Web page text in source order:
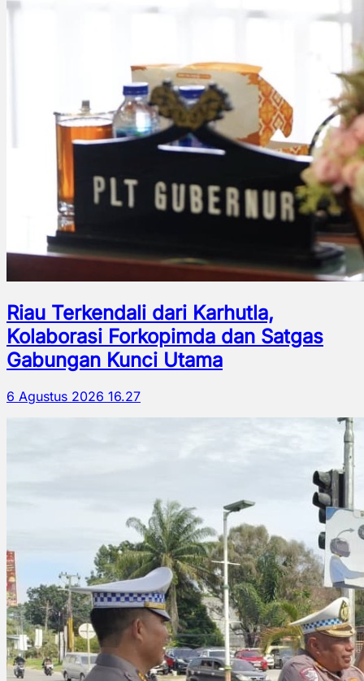
Riau Terkendali dari Karhutla,
Kolaborasi Forkopimda dan Satgas
Gabungan Kunci Utama
6 Agustus 2026 16.27